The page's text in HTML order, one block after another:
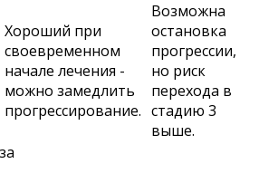
Хороший при
своевременном
начале лечения -
можно замедлить
прогрессирование.
Возможна
остановка
прогрессии,
но риск
перехода в
стадию 3
выше.